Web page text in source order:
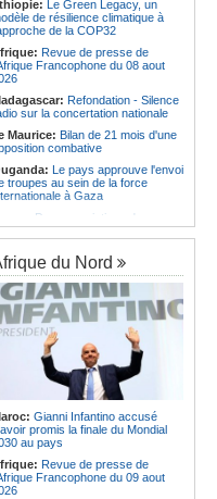
Le Sagrada Esperança se
pour la finale de la Coupe de
Le Green Legacy, un
de résilience climatique à
de la COP32
Revue de presse de
Francophone du 08 aout
Refondation - Silence
sur la concertation nationale
Maurice: Bilan de 21 mois d'une
combative
Le pays approuve l'envoi
troupes au sein de la force
à Gaza
Des associations de
marchent pour dénoncer
disparitions forcées
Bras de fer entre le
et le FMI autour du déblocage
plus de 180 millions de dollars
Maurice: 24 bénéficiaires pour
bourses additionnelles sur
sociaux
de l'Est:« La dépendance
l'Égypte vis-à-vis du régime
aggrave l'instabilité dans
région de la Corne de l'Afrique »,
le RSADO
Le peuple oromo s'est
opposé à des
administratifs défaillants
du Nord
Gianni Infantino accusé
promis la finale du Mondial
au pays
Revue de presse de
Francophone du 09 aout